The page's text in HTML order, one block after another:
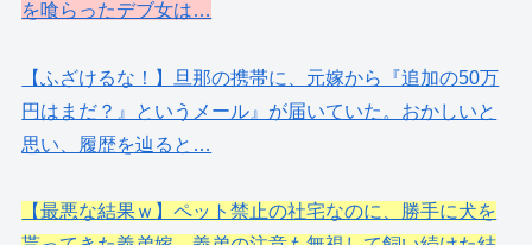
を喰らったデブ女は…
【ふざけるな！】旦那の携帯に、元嫁から『追加の50万
円はまだ？』というメール』が届いていた。おかしいと
思い、履歴を辿ると…
【最悪な結果ｗ】ペット禁止の社宅なのに、勝手に犬を